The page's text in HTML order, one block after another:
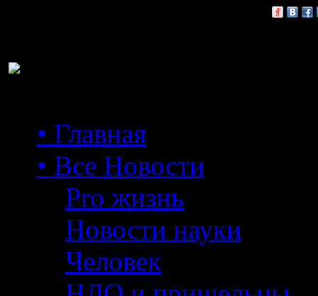
• Главная
• Все Новости
Pro жизнь
Новости науки
Человек